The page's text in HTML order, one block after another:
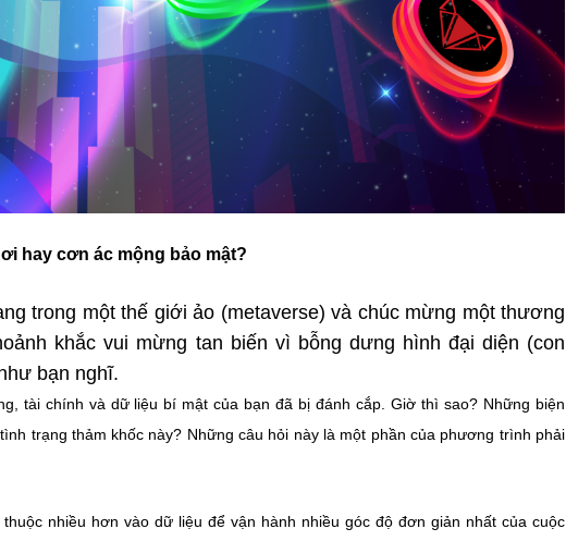
hay cơn ác mộng bảo mật?
trong một thế giới ảo (metaverse) và chúc mừng một thương
khắc vui mừng tan biến vì bỗng dưng hình đại diện (con
bạn nghĩ.
tài chính và dữ liệu bí mật của bạn đã bị đánh cắp. Giờ thì sao? Những biện
trạng thảm khốc này? Những câu hỏi này là một phần của phương trình phải
nhiều hơn vào dữ liệu để vận hành nhiều góc độ đơn giản nhất của cuộc